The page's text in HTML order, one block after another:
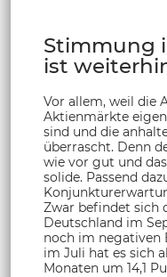
Stimmung
ist
Vor allem, weil die
Aktienmärkte
sind und die
überrascht. Denn
wie vor gut und
solide. Passend
Zwar befindet sich
Deutschland im
noch im negativen
im Juli hat es sich
Monaten um 14,1